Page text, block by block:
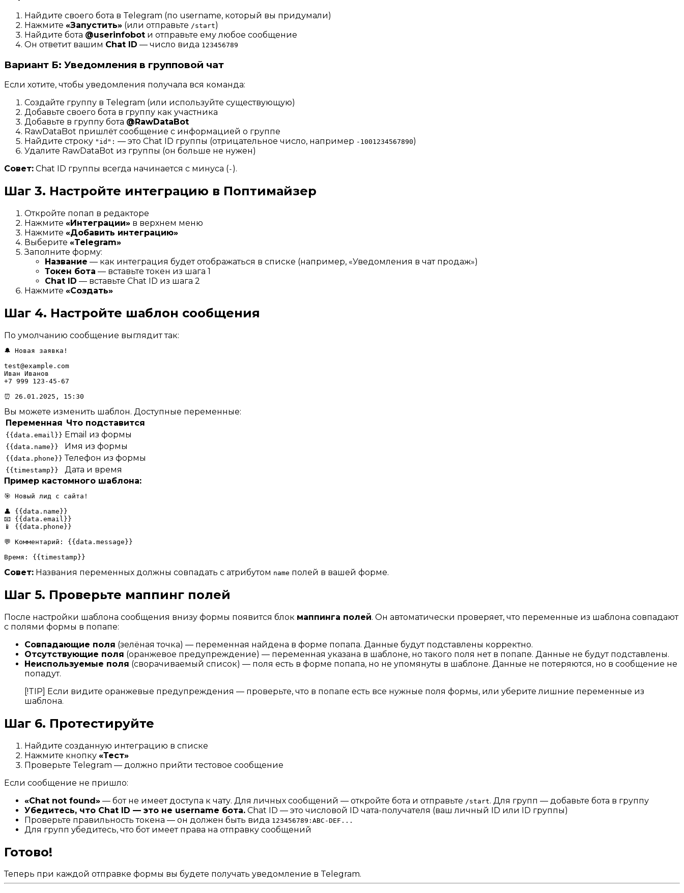
Найдите своего бота в Telegram (по username, который вы придумали)
Нажмите «Запустить» (или отправьте /start)
Найдите бота @userinfobot и отправьте ему любое сообщение
Он ответит вашим Chat ID — число вида 123456789
Вариант Б: Уведомления в групповой чат
Если хотите, чтобы уведомления получала вся команда:
Создайте группу в Telegram (или используйте существующую)
Добавьте своего бота в группу как участника
Добавьте в группу бота @RawDataBot
RawDataBot пришлёт сообщение с информацией о группе
Найдите строку "id": — это Chat ID группы (отрицательное число, например -1001234567890)
Удалите RawDataBot из группы (он больше не нужен)
Совет: Chat ID группы всегда начинается с минуса (- ).
Шаг 3. Настройте интеграцию в Поптимайзер
Откройте попап в редакторе
Нажмите «Интеграции» в верхнем меню
Нажмите «Добавить интеграцию»
Выберите «Telegram»
Заполните форму:
Название — как интеграция будет отображаться в списке (например, «Уведомления в чат продаж»)
Токен бота — вставьте токен из шага 1
Chat ID — вставьте Chat ID из шага 2
Нажмите «Создать»
Шаг 4. Настройте шаблон сообщения
По умолчанию сообщение выглядит так:
🔔 Новая заявка!
test@example.com
Иван Иванов
+7 999 123-45-67
Вы можете изменить шаблон. Доступные переменные:
Переменная Что подставится
{{data.email}} Email из формы
{{data.name}} Имя из формы
{{data.phone}} Телефон из формы
{{timestamp}}
Дата и время
Пример кастомного шаблона:
🎯 Новый лид с сайта!
👤 {{data.name}}
📧 {{data.email}}
📱 {{data.phone}}
💬 Комментарий: {{data.message}}
Совет: Названия переменных должны совпадать с атрибутом name полей в вашей форме.
Шаг 5. Проверьте маппинг полей
После настройки шаблона сообщения внизу формы появится блок маппинга полей. Он автоматически проверяет, что переменные из шаблона совпадают
с полями формы в попапе:
Совпадающие поля (зелёная точка) — переменная найдена в форме попапа. Данные будут подставлены корректно.
Отсутствующие поля (оранжевое предупреждение) — переменная указана в шаблоне, но такого поля нет в попапе. Данные не будут подставлены.
Неиспользуемые поля (сворачиваемый список) — поля есть в форме попапа, но не упомянуты в шаблоне. Данные не потеряются, но в сообщение не
попадут.
[!TIP] Если видите оранжевые предупреждения — проверьте, что в попапе есть все нужные поля формы, или уберите лишние переменные из
шаблона.
Шаг 6. Протестируйте
Найдите созданную интеграцию в списке
Нажмите кнопку «Тест»
Проверьте Telegram — должно прийти тестовое сообщение
Если сообщение не пришло:
«Chat not found» — бот не имеет доступа к чату. Для личных сообщений — откройте бота и отправьте /start. Для групп — добавьте бота в группу
Убедитесь, что Chat ID — это не username бота. Chat ID — это числовой ID чата-получателя (ваш личный ID или ID группы)
Проверьте правильность токена — он должен быть вида 123456789:ABC-DEF...
Для групп убедитесь, что бот имеет права на отправку сообщений
Готово!
Теперь при каждой отправке формы вы будете получать уведомление в Telegram.